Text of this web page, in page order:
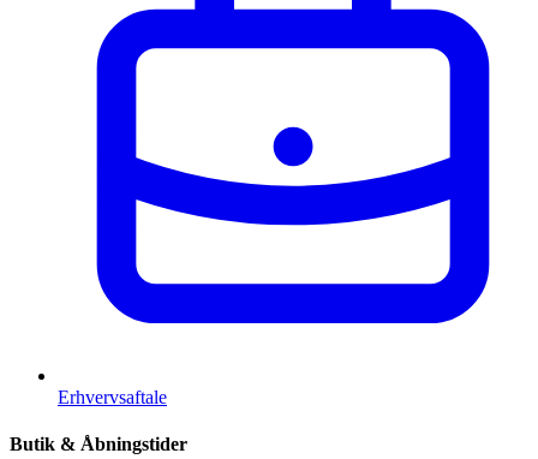
Erhvervsaftale
Butik & Åbningstider